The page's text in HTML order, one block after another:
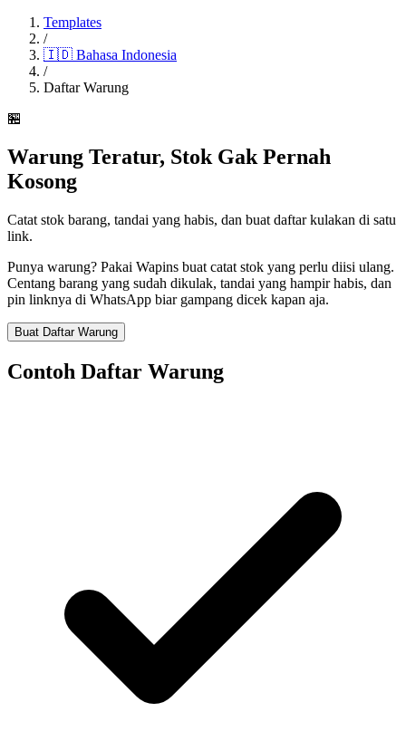
Templates
/
🇮🇩 Bahasa Indonesia
/
Daftar Warung
🏪
Warung Teratur, Stok Gak Pernah
Kosong
Catat stok barang, tandai yang habis, dan buat daftar kulakan di satu
link.
Punya warung? Pakai Wapins buat catat stok yang perlu diisi ulang.
Centang barang yang sudah dikulak, tandai yang hampir habis, dan
pin linknya di WhatsApp biar gampang dicek kapan aja.
Buat Daftar Warung
Contoh Daftar Warung